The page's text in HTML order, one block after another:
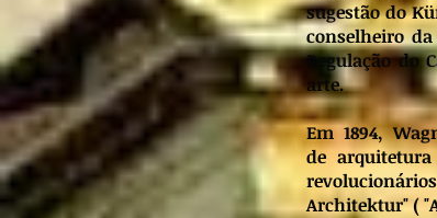
sugestão do
conselheiro
Regulação do
arte.
Em 1894,
de
Architektur" (